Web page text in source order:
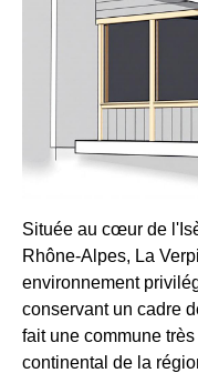
Située au cœur de
Rhône-Alpes, La
environnement
conservant un cadre
fait une commune
continental de la